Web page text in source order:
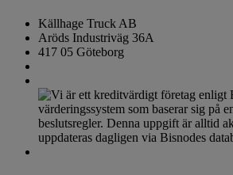
Källhage Truck AB
Aröds Industriväg 36A
417 05 Göteborg